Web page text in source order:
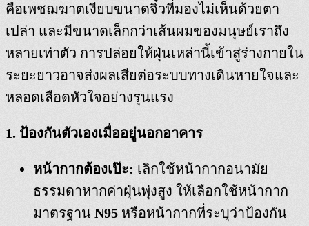
คือเพชฌฆาตเงียบขนาดจิ๋วที่มองไม่เห็นด้วยตา
เปล่า และมีขนาดเล็กกว่าเส้นผมของมนุษย์เราถึง
หลายเท่าตัว การปล่อยให้ฝุ่นเหล่านี้เข้าสู่ร่างกายใน
ระยะยาวอาจส่งผลเสียต่อระบบทางเดินหายใจและ
หลอดเลือดหัวใจอย่างรุนแรง
1. ป้องกันตัวเองเมื่ออยู่นอกอาคาร
หน้ากากต้องเป๊ะ: เลิกใช้หน้ากากอนามัย
ธรรมดาหากค่าฝุ่นพุ่งสูง ให้เลือกใช้หน้ากาก
มาตรฐาน N95 หรือหน้ากากที่ระบุว่าป้องกัน